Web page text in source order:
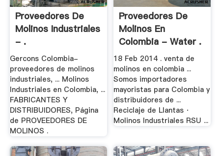
Proveedores De
Molinos Industriales
- .
Gercons Colombia-
proveedores de molinos
industriales, ... Molinos
Industriales en Colombia, ...
FABRICANTES Y
DISTRIBUIDORES, Página
de PROVEEDORES DE
MOLINOS .
Proveedores De
Molinos En
Colombia - Water .
18 Feb 2014 . venta de
molinos en colombia ...
Somos importadores
mayoristas para Colombia y
distribuidores de ...
Reciclaje de Llantas ·
Molinos Industriales RSU ...